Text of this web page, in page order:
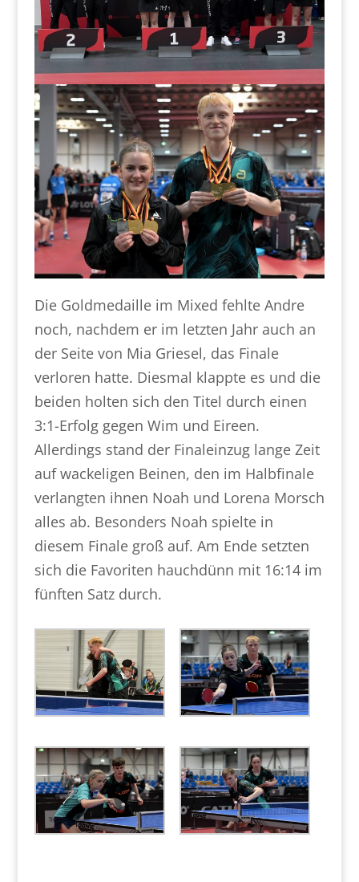
Die Goldmedaille im Mixed fehlte Andre
noch, nachdem er im letzten Jahr auch an
der Seite von Mia Griesel, das Finale
verloren hatte. Diesmal klappte es und die
beiden holten sich den Titel durch einen
3:1-Erfolg gegen Wim und Eireen.
Allerdings stand der Finaleinzug lange Zeit
auf wackeligen Beinen, den im Halbfinale
verlangten ihnen Noah und Lorena Morsch
alles ab. Besonders Noah spielte in
diesem Finale groß auf. Am Ende setzten
sich die Favoriten hauchdünn mit 16:14 im
fünften Satz durch.